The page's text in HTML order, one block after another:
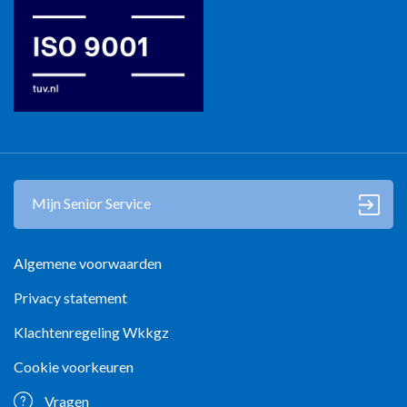
Algemene voorwaarden
Privacy statement
Klachtenregeling Wkkgz
Cookie voorkeuren
Vragen
Mijn Senior Service